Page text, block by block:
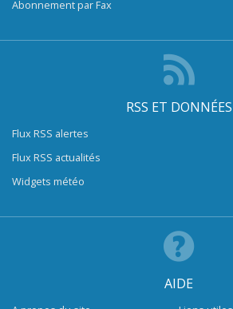
Abonnement par Fax
RSS ET DONNÉES
Flux RSS alertes
Flux RSS actualités
Widgets météo
AIDE